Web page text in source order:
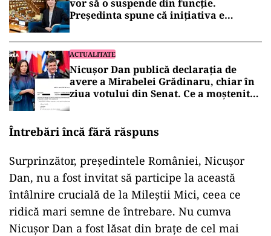
vor să o suspende din funcție.
Președinta spune că inițiativa e
ACTUALITATE
Nicușor Dan publică declarația de
avere a Mirabelei Grădinaru, chiar în
ziua votului din Senat. Ce a moștenit
Întrebări încă fără răspuns
Surprinzător, președintele României, Nicușor
Dan, nu a fost invitat să participe la această
întâlnire crucială de la Mileștii Mici, ceea ce
ridică mari semne de întrebare. Nu cumva
Nicușor Dan a fost lăsat din brațe de cel mai